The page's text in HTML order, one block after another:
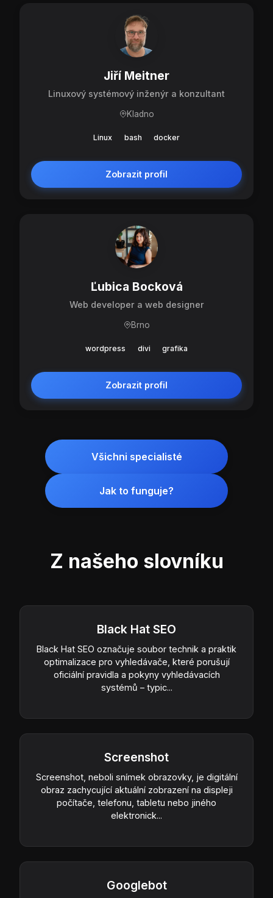
Jiří Meitner
Linuxový systémový inženýr a konzultant
Kladno
Linux bash docker
Zobrazit profil
Ľubica Bocková
Web developer a web designer
Brno
wordpress divi grafika
Zobrazit profil
Všichni specialisté
Jak to funguje?
Z našeho slovníku
Black Hat SEO
Black Hat SEO označuje soubor technik a praktik
optimalizace pro vyhledávače, které porušují
oficiální pravidla a pokyny vyhledávacích
systémů – typic...
Screenshot
Screenshot, neboli snímek obrazovky, je digitální
obraz zachycující aktuální zobrazení na displeji
počítače, telefonu, tabletu nebo jiného
elektronick...
Googlebot